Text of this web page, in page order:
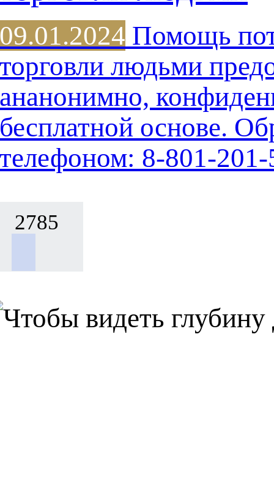
09.01.2024 Помощь
торговли людьми
ананонимно,
бесплатной основе.
телефоном: 8-801-
2785